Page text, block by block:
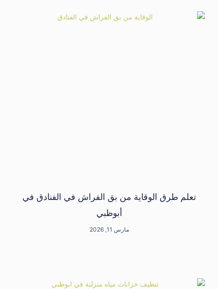
تعلم طرق الوقاية من بق الفراش في الفنادق في
أبوظبي
مارس 11, 2026